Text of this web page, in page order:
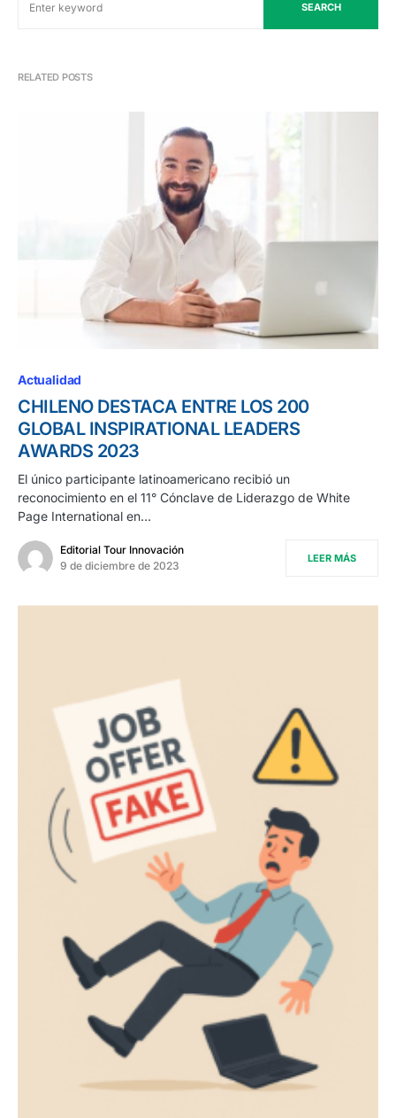
SEARCH
RELATED POSTS
Actualidad
CHILENO DESTACA ENTRE LOS 200
GLOBAL INSPIRATIONAL LEADERS
AWARDS 2023
El único participante latinoamericano recibió un
reconocimiento en el 11° Cónclave de Liderazgo de White
Page International en…
Editorial Tour Innovación
9 de diciembre de 2023
LEER MÁS